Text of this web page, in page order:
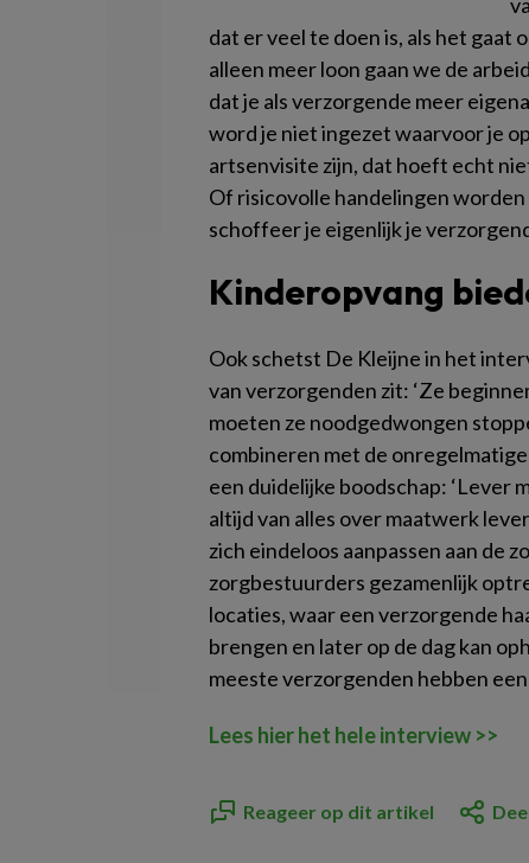
dat er veel te doen is, als het gaat
alleen meer loon gaan we de
dat je als verzorgende meer
word je niet ingezet waarvoor je
artsenvisite zijn, dat hoeft echt
Of risicovolle handelingen
schoffeer je eigenlijk je
Kinderopvang
Ook schetst De Kleijne in het
van verzorgenden zit: ‘Ze
moeten ze noodgedwongen
combineren met de
een duidelijke boodschap: ‘Lever
altijd van alles over maatwerk
zich eindeloos aanpassen aan de
zorgbestuurders gezamenlijk
locaties, waar een verzorgende
brengen en later op de dag kan
meeste verzorgenden hebben
Lees hier het hele interview >>
Reageer op dit artikel